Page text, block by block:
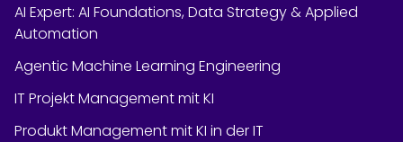
AI Expert: AI Foundations, Data Strategy & Applied
Automation
Agentic Machine Learning Engineering
IT Projekt Management mit KI
Produkt Management mit KI in der IT